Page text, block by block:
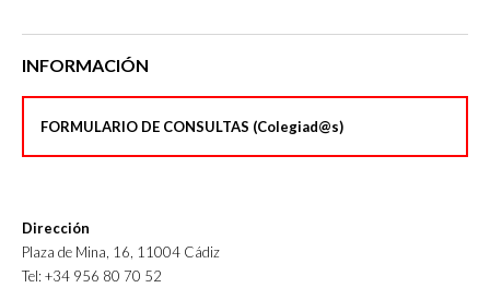
INFORMACIÓN
FORMULARIO DE CONSULTAS (Colegiad@s)
Dirección
Plaza de Mina, 16, 11004 Cádiz
Tel: +34 956 80 70 52